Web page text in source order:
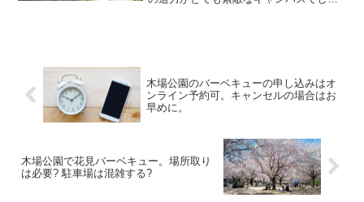
木場公園のバーベキューの申し込みはオ
ンライン予約可。キャンセルの場合はお
早めに。
木場公園で花見バーベキュー。場所取り
は必要? 駐車場は混雑する?